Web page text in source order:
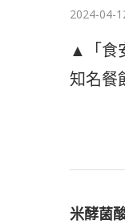
2024-04-
▲「食
知名餐
米酵菌